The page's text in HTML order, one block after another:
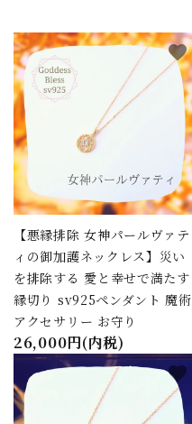
【悪縁排除 女神パールヴァテ
ィの御加護ネックレス】災い
を排除する 愛と幸せで満たす
縁切り sv925ペンダント 魔術
アクセサリー お守り
26,000円(内税)
favorite
favorite